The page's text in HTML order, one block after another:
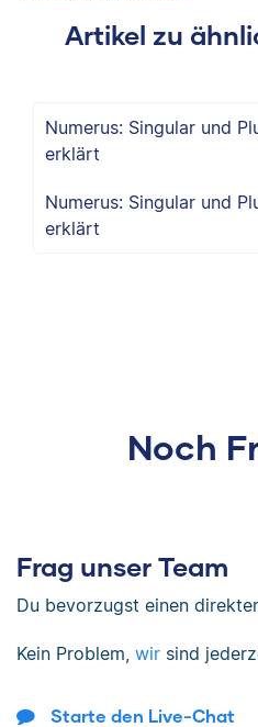
Artikel zu
Numerus: Singular und
erklärt
Numerus: Singular und
erklärt
Noch
Frag unser Team
Du bevorzugst einen
Kein Problem, wir sind
Starte den Live-Chat